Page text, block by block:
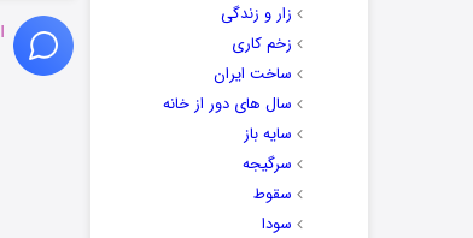
زار و زندگی
زخم کاری
ساخت ایران
سال های دور از خانه
سایه باز
سرگیجه
سقوط
سودا
۱